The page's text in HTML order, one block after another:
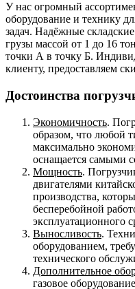
У нас огромный
оборудование и технику
задач. Надёжные
грузы массой от 1 до 16
точки А в точку Б.
клиенту, предоставляем
Достоинства
Экономичность.
образом, что любой
максимально
оснащается самыми
Мощность.
двигателями
производства,
бесперебойной
эксплуатационного
Выносливость.
оборудованием,
технического
Дополнительное
газовое